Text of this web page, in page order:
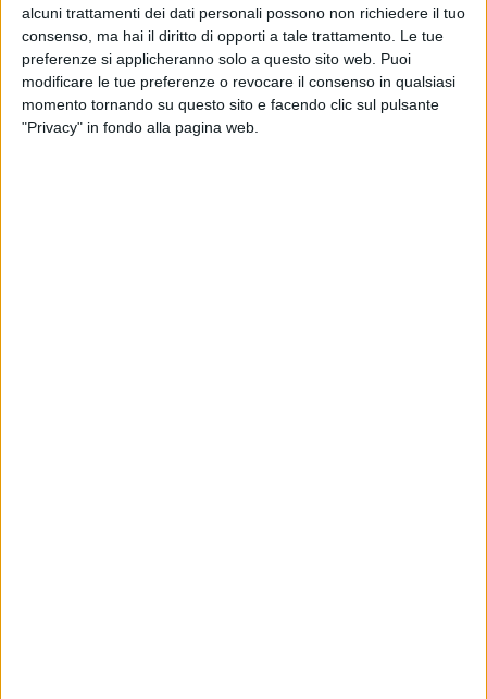
alcuni trattamenti dei dati personali possono non richiedere il tuo
consenso, ma hai il diritto di opporti a tale trattamento. Le tue
preferenze si applicheranno solo a questo sito web. Puoi
modificare le tue preferenze o revocare il consenso in qualsiasi
momento tornando su questo sito e facendo clic sul pulsante
"Privacy" in fondo alla pagina web.
comporterebbero un serio pericolo per la sua salute fisica o
psichica, in relazione o al suo stato di salute, o alle sue
condizioni economiche, o sociali o familiari, o alle
circostanze in cui è avvenuto il concepimento, o a previsioni
di anomalie o malformazioni del concepito, si rivolge ad un
consultorio pubblico istituito ai sensi dell'articolo 2, lettera a),
della legge 29 luglio 1975 numero 405, o a una struttura